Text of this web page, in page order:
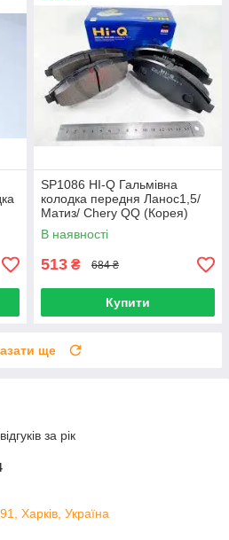
SP1086 HI-Q Гальмівна
колодка передня Ланос1,5/
Матиз/ Chery QQ (Корея)
В наявності
513 ₴ 684 ₴
Купити
ще
за рік
Харків, Україна